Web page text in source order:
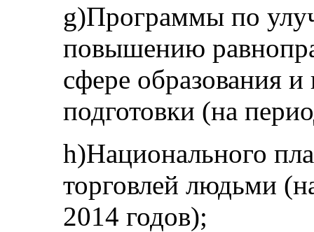
g)Программы по
повышению
сфере образования
подготовки (на
h)Национального
торговлей людьми
2014 годов);